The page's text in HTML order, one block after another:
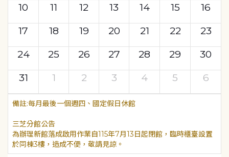
10
11 12 13 14 15
16
17
18 19 20 21 22
23
24
25 26 27 28 29
30
31
1 2 3 4 5 6
每月最後一個週四、國定假日休館
三芝分館公告
為辦理新館落成啟用作業自115年7月13日起閉館，臨時櫃臺設置
於同棟3樓，造成不便，敬請見諒。